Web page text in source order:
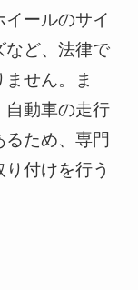
ールのサイ
など、法律で
せん。ま
自動車の走行
ため、専門
付けを行う